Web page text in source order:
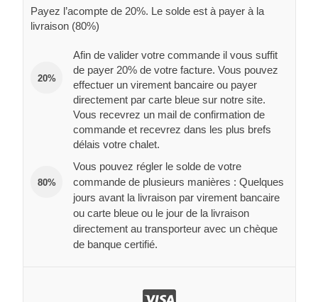
Payez l’acompte de 20%. Le solde est à payer à la
livraison (80%)
20%
Afin de valider votre commande il vous suffit
de payer 20% de votre facture. Vous pouvez
effectuer un virement bancaire ou payer
directement par carte bleue sur notre site.
Vous recevrez un mail de confirmation de
commande et recevrez dans les plus brefs
délais votre chalet.
80%
Vous pouvez régler le solde de votre
commande de plusieurs manières : Quelques
jours avant la livraison par virement bancaire
ou carte bleue ou le jour de la livraison
directement au transporteur avec un chèque
de banque certifié.